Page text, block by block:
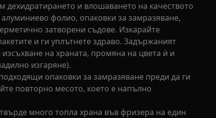
дехидратирането и влошаването на качеството
фолио, опаковки за замразяване,
затворени съдове. Изкарайте
и ги уплътнете здраво. Задържаният
на храната, промяна на цвета ѝ и
изгаряне).
опаковки за замразяване преди да ги
повторно месото, което е напълно
много топла храна във фризера на един